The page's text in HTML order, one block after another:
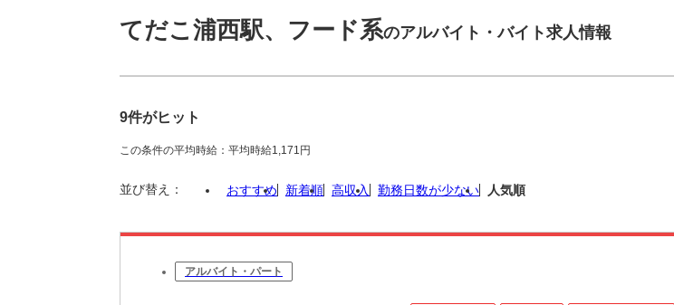
てだこ浦西駅、フード系のアルバイト・バイト求人情報
9件がヒット
この条件の平均時給：平均時給1,171円
並び替え： おすすめ 新着順 高収入 勤務日数が少ない 人気順
アルバイト・パート